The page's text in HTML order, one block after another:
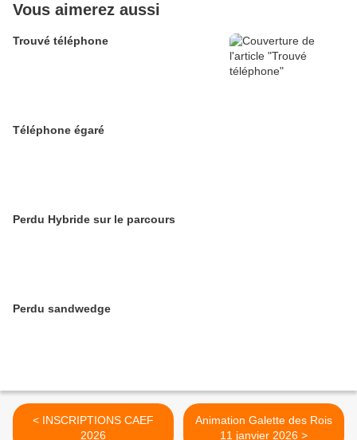
Vous aimerez aussi
Trouvé téléphone
Téléphone égaré
Perdu Hybride sur le parcours
Perdu sandwedge
< INSCRIPTIONS CAEF
2026
Animation Galette des Rois
11 janvier 2026 >